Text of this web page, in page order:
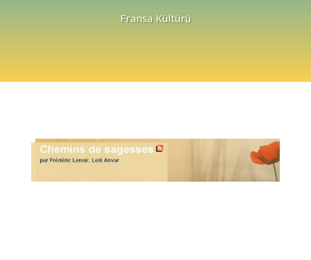
Fransa Kültürü